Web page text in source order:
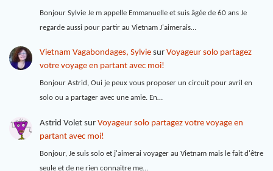
Bonjour Sylvie Je m appelle Emmanuelle et suis âgée de 60 ans Je
regarde aussi pour partir au Vietnam J'aimerais…
Vietnam Vagabondages, Sylviesur Voyageur solo partagez
votre voyage en partant avec moi!
Bonjour Astrid, Oui je peux vous proposer un circuit pour avril en
solo ou a partager avec une amie. En…
Astrid Voletsur Voyageur solo partagez votre voyage en
partant avec moi!
Bonjour, Je suis solo et j'aimerai voyager au Vietnam mais le fait d'être
seule et de ne rien connaitre me…